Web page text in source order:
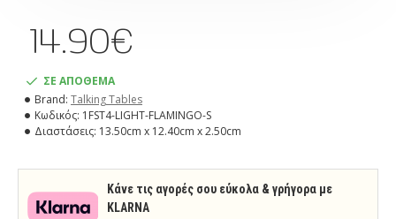
ΣΕ ΑΠΟΘΕΜΑ
Brand: Talking Tables
Κωδικός: 1FST4-LIGHT-FLAMINGO-S
Διαστάσεις: 13.50cm x 12.40cm x 2.50cm
14.90€
Κάνε τις αγορές σου εύκολα & γρήγορα με
KLARNA